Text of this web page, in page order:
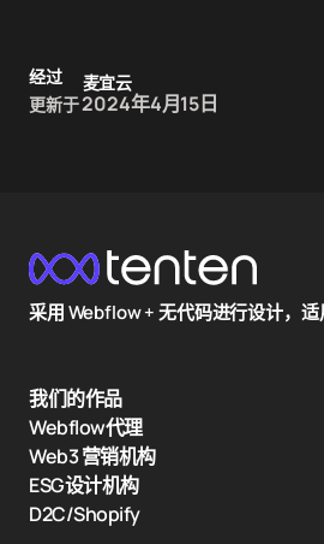
经过
麦宜云
更新于2024年4月15日
采用 Webflow + 无代码进行设计，适
我们的作品
Webflow代理
Web3 营销机构
ESG设计机构
D2C/Shopify